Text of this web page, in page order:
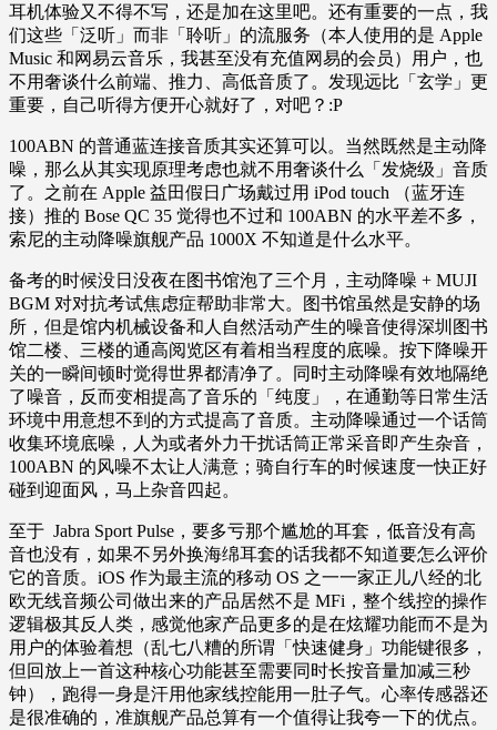
耳机体验又不得不写，还是加在这里吧。还有重要的一点，我
们这些「泛听」而非「聆听」的流服务（本人使用的是 Apple
Music 和网易云音乐，我甚至没有充值网易的会员）用户，也
不用奢谈什么前端、推力、高低音质了。发现远比「玄学」更
重要，自己听得方便开心就好了，对吧？:P
100ABN 的普通蓝连接音质其实还算可以。当然既然是主动降
噪，那么从其实现原理考虑也就不用奢谈什么「发烧级」音质
了。之前在 Apple 益田假日广场戴过用 iPod touch （蓝牙连
接）推的 Bose QC 35 觉得也不过和 100ABN 的水平差不多，
索尼的主动降噪旗舰产品 1000X 不知道是什么水平。
备考的时候没日没夜在图书馆泡了三个月，主动降噪 + MUJI
BGM 对对抗考试焦虑症帮助非常大。图书馆虽然是安静的场
所，但是馆内机械设备和人自然活动产生的噪音使得深圳图书
馆二楼、三楼的通高阅览区有着相当程度的底噪。按下降噪开
关的一瞬间顿时觉得世界都清净了。同时主动降噪有效地隔绝
了噪音，反而变相提高了音乐的「纯度」，在通勤等日常生活
环境中用意想不到的方式提高了音质。主动降噪通过一个话筒
收集环境底噪，人为或者外力干扰话筒正常采音即产生杂音，
100ABN 的风噪不太让人满意；骑自行车的时候速度一快正好
碰到迎面风，马上杂音四起。
至于 Jabra Sport Pulse，要多亏那个尴尬的耳套，低音没有高
音也没有，如果不另外换海绵耳套的话我都不知道要怎么评价
它的音质。iOS 作为最主流的移动 OS 之一一家正儿八经的北
欧无线音频公司做出来的产品居然不是 MFi，整个线控的操作
逻辑极其反人类，感觉他家产品更多的是在炫耀功能而不是为
用户的体验着想（乱七八糟的所谓「快速健身」功能键很多，
但回放上一首这种核心功能甚至需要同时长按音量加减三秒
钟），跑得一身是汗用他家线控能用一肚子气。心率传感器还
是很准确的，准旗舰产品总算有一个值得让我夸一下的优点。